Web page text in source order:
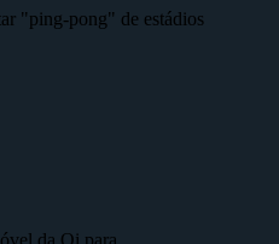
"ping-pong" de estádios
da Oi para